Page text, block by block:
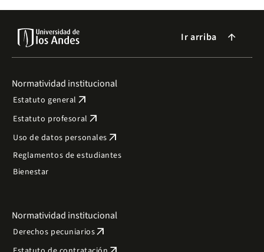
Ir arriba arrow_forward
Normatividad institucional
Estatuto general arrow_outward
Estatuto profesoral arrow_outward
Uso de datos personales arrow_outward
Reglamentos de estudiantes
Bienestar
Normatividad institucional
Derechos pecuniariosarrow_outward